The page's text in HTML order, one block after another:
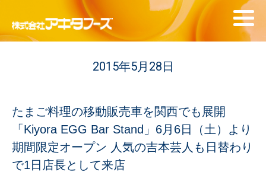
2015年5月28日
たまご料理の移動販売車を関西でも展開
「Kiyora EGG Bar Stand」6月6日（土）より
期間限定オープン 人気の吉本芸人も日替わり
で1日店長として来店